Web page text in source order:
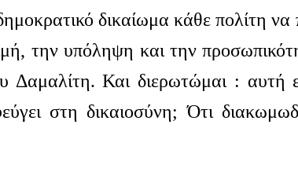
δικαίωμα κάθε πολίτη
την υπόληψη και την
Δαμαλίτη. Και διερωτώμαι : αυτή
στη δικαιοσύνη; Ότι